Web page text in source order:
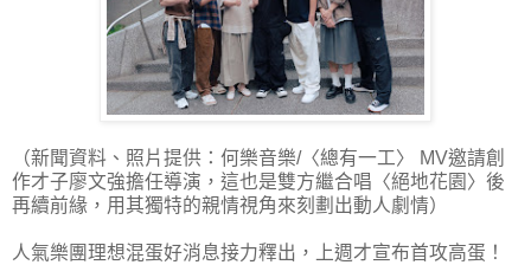
（新聞資料、照片提供：何樂音樂/〈總有一工〉 MV邀請創
作才子廖文強擔任導演，這也是雙方繼合唱〈絕地花園〉後
再續前緣，用其獨特的親情視角來刻劃出動人劇情）
人氣樂團理想混蛋好消息接力釋出，上週才宣布首攻高蛋！